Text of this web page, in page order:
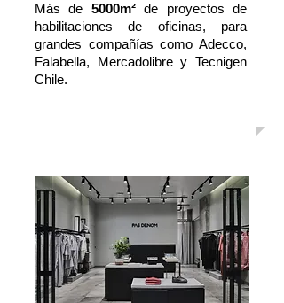
Más de 5000m²de proyectos de
habilitaciones de oficinas, para
grandes compañías como Adecco,
Falabella, Mercadolibre y Tecnigen
Chile.